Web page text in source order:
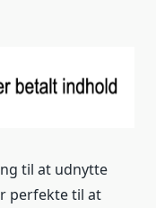
til at udnytte
perfekte til at